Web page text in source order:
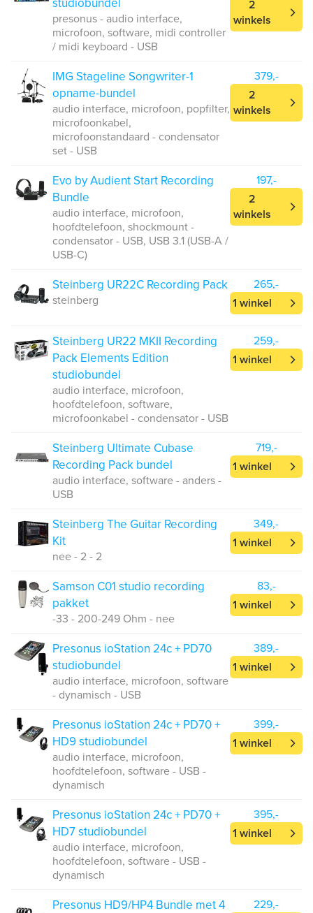
studiobundel
presonus - audio interface,
microfoon, software, midi controller
/ midi keyboard - USB
2
winkels
IMG Stageline Songwriter-1
opname-bundel
audio interface, microfoon, popfilter,
microfoonkabel,
microfoonstandaard - condensator
set - USB
379,-
2
winkels
Evo by Audient Start Recording
Bundle
audio interface, microfoon,
hoofdtelefoon, shockmount -
condensator - USB, USB 3.1 (USB-A /
USB-C)
197,-
2
winkels
Steinberg UR22C Recording Pack
steinberg
265,-
1 winkel
Steinberg UR22 MKII Recording
Pack Elements Edition
studiobundel
audio interface, microfoon,
hoofdtelefoon, software,
microfoonkabel - condensator - USB
259,-
1 winkel
Steinberg Ultimate Cubase
Recording Pack bundel
audio interface, software - anders -
USB
719,-
1 winkel
Steinberg The Guitar Recording
Kit
nee - 2 - 2
349,-
1 winkel
Samson C01 studio recording
pakket
-33 - 200-249 Ohm - nee
83,-
1 winkel
Presonus ioStation 24c + PD70
studiobundel
audio interface, microfoon, software
- dynamisch - USB
389,-
1 winkel
Presonus ioStation 24c + PD70 +
HD9 studiobundel
audio interface, microfoon,
hoofdtelefoon, software - USB -
dynamisch
399,-
1 winkel
Presonus ioStation 24c + PD70 +
HD7 studiobundel
audio interface, microfoon,
hoofdtelefoon, software - USB -
dynamisch
395,-
1 winkel
Presonus HD9/HP4 Bundle met 4
229,-